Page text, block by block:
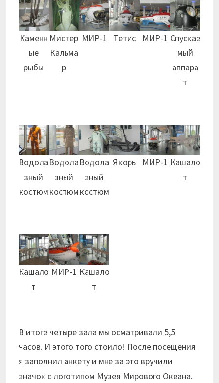
Каменн
ые
рыбы
Мистер
Кальма
р
МИР-1 Тетис МИР-1 Спускае
мый
аппара
т
Водола
зный
костюм
Водола
зный
костюм
Водола
зный
костюм
Якорь МИР-1 Кашало
т
Кашало
т
МИР-1 Кашало
т
В итоге четыре зала мы осматривали 5,5
часов. И этого того стоило! После посещения
я заполнил анкету и мне за это вручили
значок с логотипом Музея Мирового Океана.